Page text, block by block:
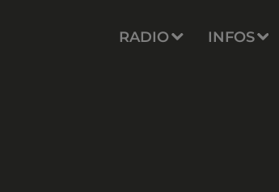
RADIO INFOS